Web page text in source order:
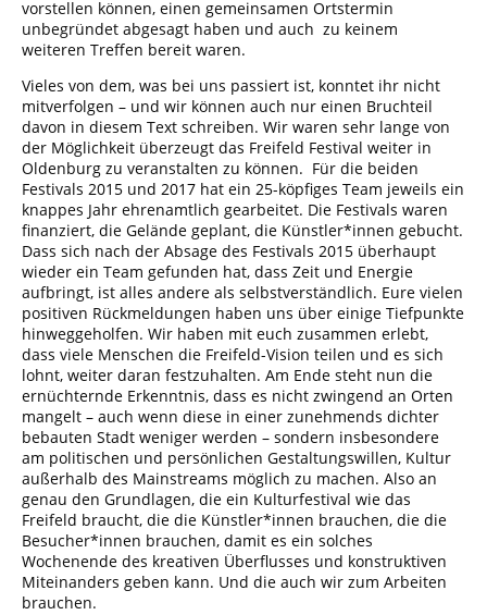
vorstellen können, einen gemeinsamen Ortstermin
unbegründet abgesagt haben und auch zu keinem
weiteren Treffen bereit waren.
Vieles von dem, was bei uns passiert ist, konntet ihr nicht
mitverfolgen – und wir können auch nur einen Bruchteil
davon in diesem Text schreiben. Wir waren sehr lange von
der Möglichkeit überzeugt das Freifeld Festival weiter in
Oldenburg zu veranstalten zu können. Für die beiden
Festivals 2015 und 2017 hat ein 25-köpfiges Team jeweils ein
knappes Jahr ehrenamtlich gearbeitet. Die Festivals waren
finanziert, die Gelände geplant, die Künstler*innen gebucht.
Dass sich nach der Absage des Festivals 2015 überhaupt
wieder ein Team gefunden hat, dass Zeit und Energie
aufbringt, ist alles andere als selbstverständlich. Eure vielen
positiven Rückmeldungen haben uns über einige Tiefpunkte
hinweggeholfen. Wir haben mit euch zusammen erlebt,
dass viele Menschen die Freifeld-Vision teilen und es sich
lohnt, weiter daran festzuhalten. Am Ende steht nun die
ernüchternde Erkenntnis, dass es nicht zwingend an Orten
mangelt – auch wenn diese in einer zunehmends dichter
bebauten Stadt weniger werden – sondern insbesondere
am politischen und persönlichen Gestaltungswillen, Kultur
außerhalb des Mainstreams möglich zu machen. Also an
genau den Grundlagen, die ein Kulturfestival wie das
Freifeld braucht, die die Künstler*innen brauchen, die die
Besucher*innen brauchen, damit es ein solches
Wochenende des kreativen Überflusses und konstruktiven
Miteinanders geben kann. Und die auch wir zum Arbeiten
brauchen.